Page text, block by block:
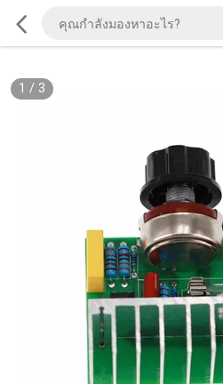
1 / 3